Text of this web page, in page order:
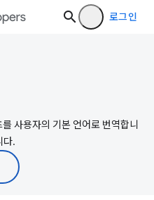
로그인
사용자의 기본 언어로 번역합니
다.